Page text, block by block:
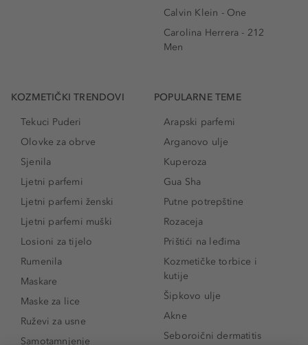
Calvin Klein - One
Carolina Herrera - 212
Men
KOZMETIČKI TRENDOVI
Tekuci Puderi
Olovke za obrve
Sjenila
Ljetni parfemi
Ljetni parfemi ženski
Ljetni parfemi muški
Losioni za tijelo
Rumenila
Maskare
Maske za lice
Ruževi za usne
Samotamnjenje
POPULARNE TEME
Arapski parfemi
Arganovo ulje
Kuperoza
Gua Sha
Putne potrepštine
Rozaceja
Prištići na leđima
Kozmetičke torbice i
kutije
Šipkovo ulje
Akne
Seboroični dermatitis